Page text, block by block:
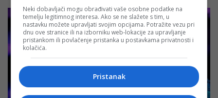
Neki dobavljači mogu obrađivati vaše osobne podatke na
temelju legitimnog interesa. Ako se ne slažete s tim, u
nastavku možete upravljati svojim opcijama. Potražite vezu pri
dnu ove stranice ili na izborniku web-lokacije za upravljanje
pristankom ili povlačenje pristanka u postavkama privatnosti i
kolačića.
Pristanak